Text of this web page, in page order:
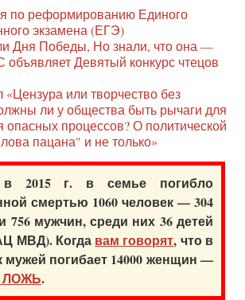
по реформированию Единого
экзамена (ЕГЭ)
Дня Победы, Но знали, что она —
объявляет Девятый конкурс чтецов
«Цензура или творчество без
ли у общества быть рычаги для
опасных процессов? О политической
пацана" и не только»
2015 г. в семье погибло
смертью 1060 человек — 304
мужчин, среди них 36 детей
МВД). Когда вам говорят, что в
мужей погибает 14000 женщин —
ЛОЖЬ.